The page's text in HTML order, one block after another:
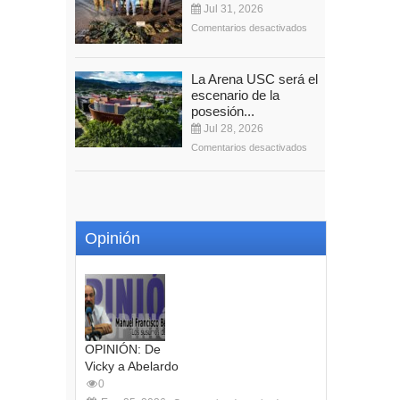
Jul 31, 2026
Comentarios desactivados
La Arena USC será el
escenario de la
posesión...
Jul 28, 2026
Comentarios desactivados
Opinión
OPINIÓN: De
Vicky a Abelardo
0